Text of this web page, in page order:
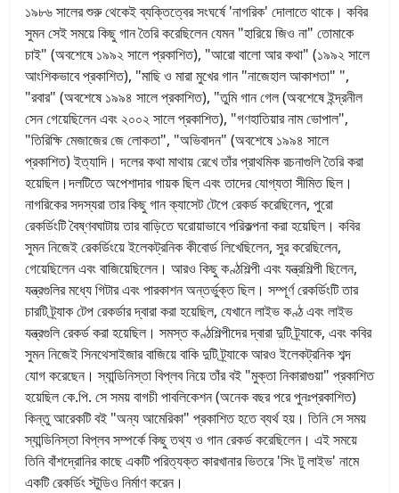
১৯৮৬ সালের শুরু থেকেই ব্যক্তিত্বের সংঘর্ষে 'নাগরিক' দোলাতে থাকে। কবির
সুমন সেই সময়ে কিছু গান তৈরি করেছিলেন যেমন "হারিয়ে জিও না" তোমাকে
চাই" (অবশেষে ১৯৯২ সালে প্রকাশিত), "আরো বালো আর কথা" (১৯৯২ সালে
আংশিকভাবে প্রকাশিত), "মাছি ও মারা মুখের গান "নাজেহাল আকাশতা" ",
"রবার" (অবশেষে ১৯৯৪ সালে প্রকাশিত), "তুমি গান গেল (অবশেষে ইন্দ্রনীল
সেন গেয়েছিলেন এবং ২০০২ সালে প্রকাশিত), "গণহাতিয়ার নাম ভোপাল",
"তিরিক্ষি মেজাজের জে লোকতা", "অভিবাদন" (অবশেষে ১৯৯৪ সালে
প্রকাশিত) ইত্যাদি। দলের কথা মাথায় রেখে তাঁর প্রাথমিক রচনাগুলি তৈরি করা
হয়েছিল।দলটিতে অপেশাদার গায়ক ছিল এবং তাদের যোগ্যতা সীমিত ছিল।
নাগরিকের সদস্যরা তার কিছু গান ক্যাসেট টেপে রেকর্ড করেছিলেন, পুরো
রেকর্ডিংটি বৈষ্ণবঘাটায় তার বাড়িতে ঘরোয়াভাবে পরিকল্পনা করা হয়েছিল। কবির
সুমন নিজেই রেকর্ডিংয়ে ইলেকট্রনিক কীবোর্ড লিখেছিলেন, সুর করেছিলেন,
গেয়েছিলেন এবং বাজিয়েছিলেন। আরও কিছু কণ্ঠশিল্পী এবং যন্ত্রশিল্পী ছিলেন,
যন্ত্রগুলির মধ্যে গিটার এবং পারকাশন অন্তর্ভুক্ত ছিল। সম্পূর্ণ রেকর্ডিংটি তার
চারটি ট্র্যাক টেপ রেকর্ডার দ্বারা করা হয়েছিল, যেখানে লাইভ কণ্ঠ এবং লাইভ
যন্ত্রগুলি রেকর্ড করা হয়েছিল। সমস্ত কণ্ঠশিল্পীদের দ্বারা দুটি ট্র্যাকে, এবং কবির
সুমন নিজেই সিনথেসাইজার বাজিয়ে বাকি দুটি ট্র্যাকে আরও ইলেকট্রনিক শব্দ
যোগ করেছেন। স্যান্ডিনিস্তা বিপ্লব নিয়ে তাঁর বই "মুক্তা নিকারাগুয়া" প্রকাশিত
হয়েছিল কে.পি. সে সময় বাগচী পাবলিকেশন (অনেক বছর পরে পুনঃপ্রকাশিত)
কিন্তু আরেকটি বই "অন্য আমেরিকা" প্রকাশিত হতে ব্যর্থ হয়। তিনি সে সময়
স্যান্ডিনিস্তা বিপ্লব সম্পর্কে কিছু তথ্য ও গান রেকর্ড করেছিলেন। এই সময়ে
তিনি বাঁশদ্রোনির কাছে একটি পরিত্যক্ত কারখানার ভিতরে 'সিং টু লাইভ' নামে
একটি রেকর্ডিং স্টুডিও নির্মাণ করেন।